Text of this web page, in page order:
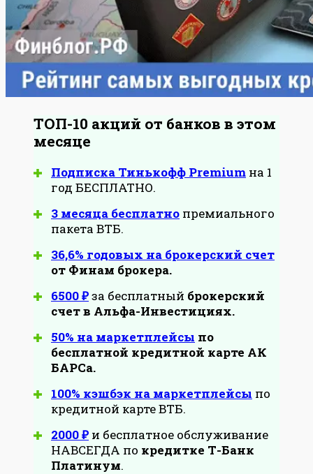
ТОП-10 акций от банков в этом
месяце
Подписка Тинькофф Premium на 1
год БЕСПЛАТНО.
3 месяца бесплатно премиального
пакета ВТБ.
36,6% годовых на брокерский счет
от Финам брокера.
6500 ₽за бесплатный брокерский
счет в Альфа-Инвестициях.
50% на маркетплейсы по
бесплатной кредитной карте АК
БАРСа.
100% кэшбэк на маркетплейсы по
кредитной карте ВТБ.
2000 ₽ и бесплатное обслуживание
НАВСЕГДА по кредитке Т-Банк
Платинум.